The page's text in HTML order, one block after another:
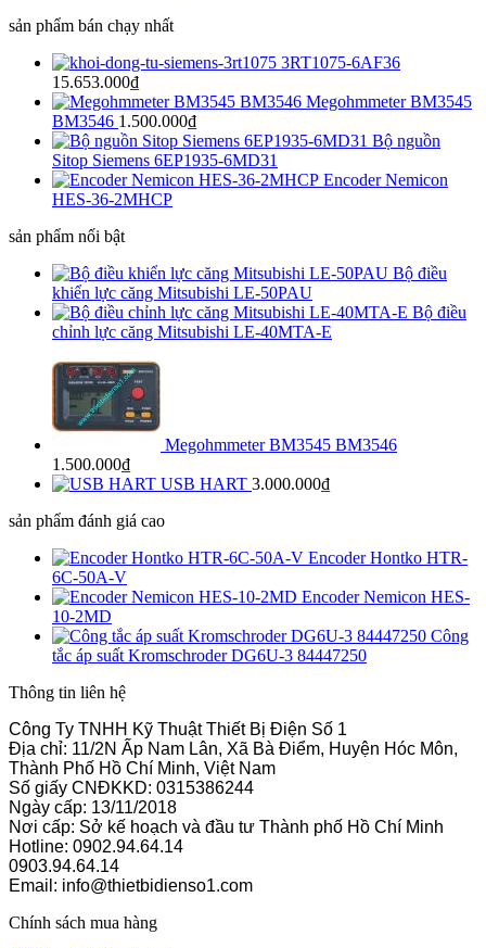
sản phẩm bán chạy nhất
3RT1075-6AF36
15.653.000₫
Megohmmeter BM3545
BM3546 1.500.000₫
Bộ nguồn
Sitop Siemens 6EP1935-6MD31
Encoder Nemicon
HES-36-2MHCP
sản phẩm nối bật
Bộ điều
khiển lực căng Mitsubishi LE-50PAU
Bộ điều
chỉnh lực căng Mitsubishi LE-40MTA-E
Megohmmeter BM3545 BM3546
1.500.000₫
USB HART 3.000.000₫
sản phẩm đánh giá cao
Encoder Hontko HTR-
6C-50A-V
Encoder Nemicon HES-
10-2MD
Công
tắc áp suất Kromschroder DG6U-3 84447250
Thông tin liên hệ
Công Ty TNHH Kỹ Thuật Thiết Bị Điện Số 1
Địa chỉ: 11/2N Ấp Nam Lân, Xã Bà Điểm, Huyện Hóc Môn,
Thành Phố Hồ Chí Minh, Việt Nam
Số giấy CNĐKKD: 0315386244
Ngày cấp: 13/11/2018
Nơi cấp: Sở kế hoạch và đầu tư Thành phố Hồ Chí Minh
Hotline: 0902.94.64.14
0903.94.64.14
Email: info@thietbidienso1.com
Chính sách mua hàng